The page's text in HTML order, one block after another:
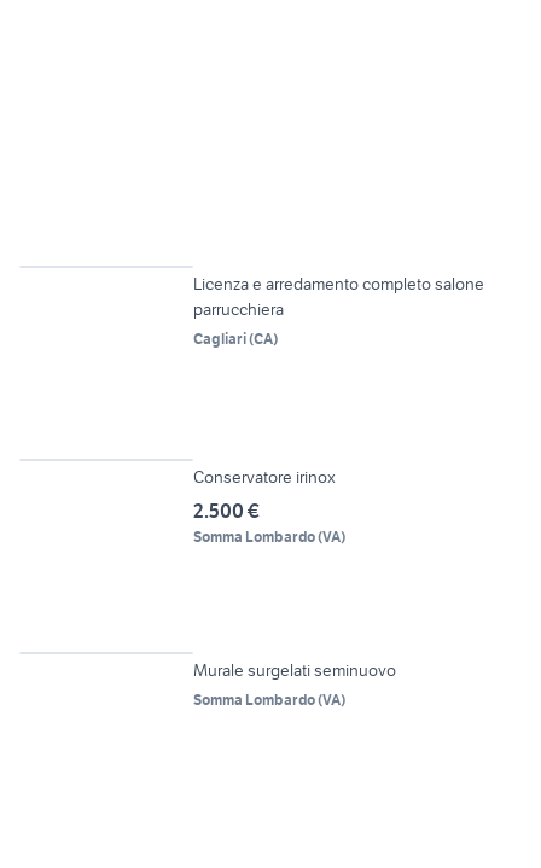
Licenza e arredamento completo salone
parrucchiera
Cagliari(CA)
Conservatore irinox
2.500 €
Somma Lombardo(VA)
Murale surgelati seminuovo
Somma Lombardo(VA)